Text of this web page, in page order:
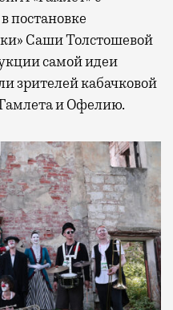
постановке
Саши Толстошевой
самой идеи
зрителей кабачковой
и Офелию.